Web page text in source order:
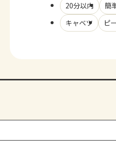
20分以内 簡
キャベツ
ピ